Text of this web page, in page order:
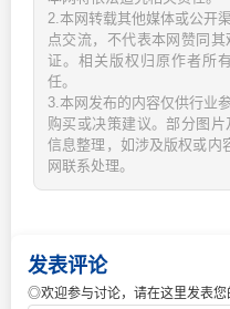
2.本网转载其他媒体或公开
点交流，不代表本网赞同
证。相关版权归原作者所
任。
3.本网发布的内容仅供行业
购买或决策建议。部分图
信息整理，如涉及版权或内
网联系处理。
发表评论
◎欢迎参与讨论，请在这里发表